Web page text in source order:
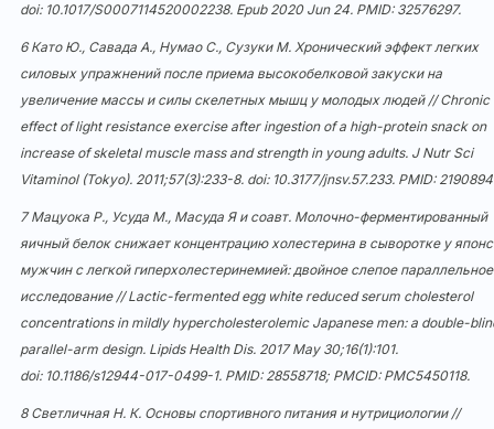
doi: 10.1017/S0007114520002238. Epub 2020 Jun 24. PMID: 32576297.
6 Като Ю., Савада А., Нумао С., Сузуки М. Хронический эффект легких
силовых упражнений после приема высокобелковой закуски на
увеличение массы и силы скелетных мышц у молодых людей // Chronic
effect of light resistance exercise after ingestion of a high-protein snack on
increase of skeletal muscle mass and strength in young adults. J Nutr Sci
Vitaminol (Tokyo). 2011;57(3):233-8. doi: 10.3177/jnsv.57.233. PMID:
7 Мацуока Р., Усуда М., Масуда Я и соавт. Молочно-ферментированный
яичный белок снижает концентрацию холестерина в сыворотке у
мужчин с легкой гиперхолестеринемией: двойное слепое параллельное
исследование // Lactic-fermented egg white reduced serum cholesterol
concentrations in mildly hypercholesterolemic Japanese men: a double-
parallel-arm design. Lipids Health Dis. 2017 May 30;16(1):101.
doi: 10.1186/s12944-017-0499-1. PMID: 28558718; PMCID: PMC5450118.
8 Светличная Н. К. Основы спортивного питания и нутрициологии //